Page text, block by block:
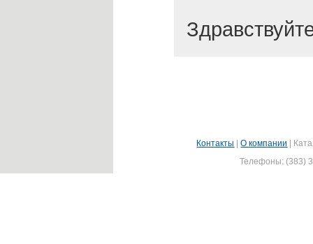
Контакты |О компании
Телефоны: (383)